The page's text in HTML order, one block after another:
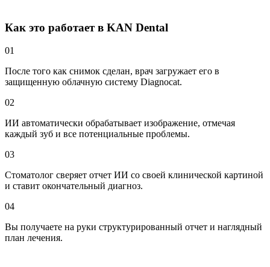
Как это работает в KAN Dental
01
После того как снимок сделан, врач загружает его в
защищенную облачную систему Diagnocat.
02
ИИ автоматически обрабатывает изображение, отмечая
каждый зуб и все потенциальные проблемы.
03
Стоматолог сверяет отчет ИИ со своей клинической картиной
и ставит окончательный диагноз.
04
Вы получаете на руки структурированный отчет и наглядный
план лечения.